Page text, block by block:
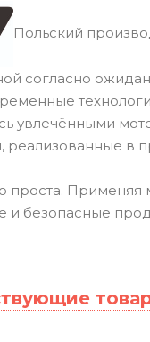
Польский
согласно
увлечёнными
реализованные в
проста.
безопасные